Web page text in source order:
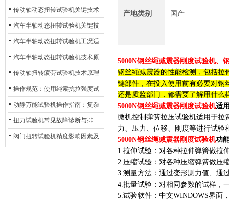
材质选型与表面处理的耐用性优
化
传动轴动态扭转试验机关键技术
及产业落地应用
汽车半轴动态扭转试验机关键技
术及产业落地应用
汽车半轴动态扭转试验机工况适
配与质控应用探析
汽车半轴动态扭转试验机技术原
理与行业应用
传动轴扭转疲劳试验机技术原理
与行业应用
操作规范：使用绳索抗拉强度试
验机的完整测试步骤
动静万能试验机操作指南：复杂
动态测试的标准化流程
扭力试验机常见故障诊断与排
除：从传感器信号异常到机械传
阀门扭转试验机精度影响因素及
产地类别 国产
5000N钢丝绳减震器刚度试验机、
钢丝绳减震器的性能检测，包括拉
键部件，在投入使用前有必要对钢
还是质监部门，都需要了解用什么
5000N钢丝绳减震器刚度试验机适
微机控制弹簧拉压试验机适用于拉
力、压力、位移、刚度等进行试验
5000N钢丝绳减震器刚度试验机功
1.拉伸试验：对各种拉伸弹簧做拉
2.压缩试验：对各种压缩弹簧做压
3.测量方法：通过变形测力值、通
4.批量试验：对相同参数的试样，
5.试验软件：中文WINDOWS界面